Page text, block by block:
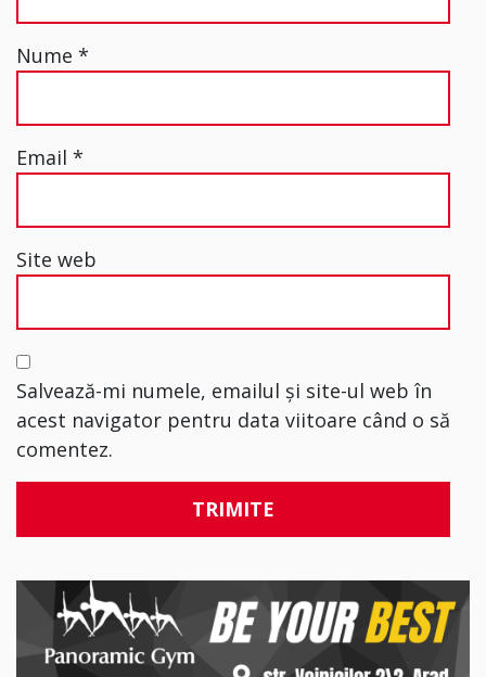
Nume *
Email *
Site web
Salvează-mi numele, emailul și site-ul web în
acest navigator pentru data viitoare când o să
comentez.